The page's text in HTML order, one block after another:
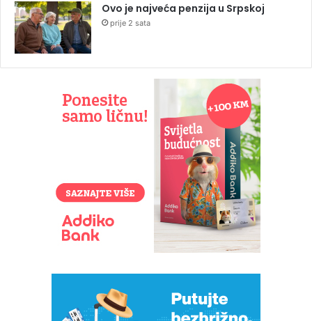
Ovo je najveća penzija u Srpskoj
prije 2 sata